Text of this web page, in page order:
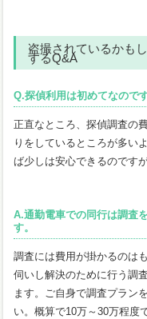
盗撮されているかも
するQ&A
Q.探偵利用は初めてなので
正直なところ、探偵調査の
りをしているところが多い
ば少しは安心できるのです
A.通勤電車での同行は調査
す。
調査には費用が掛かるのは
伺いし解決のために行う調
ます。ご自身で調査プラン
い。概算で10万～30万程度